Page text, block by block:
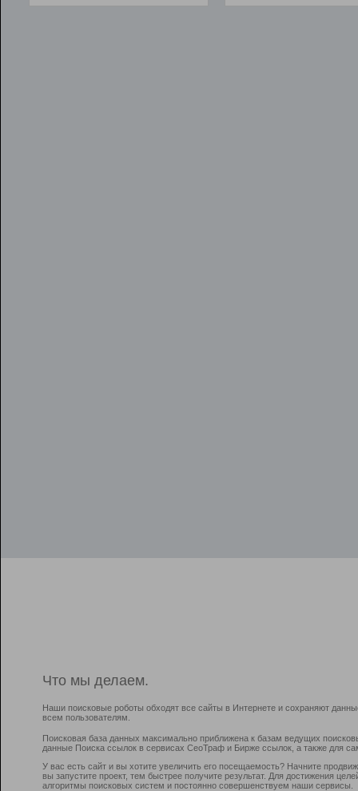
Что мы делаем.
Наши поисковые роботы обходят все сайты в Интернете и сохраняют
всем пользователям.
Поисковая база данных максимально приближена к базам ведущих
данные Поиска ссылок в сервисах СеоТраф и Бирже ссылок, а также для
У вас есть сайт и вы хотите увеличить его посещаемость? Начните
вы запустите проект, тем быстрее получите результат. Для достижения
алгоритмы поисковых систем и постоянно совершенствуем наши сервисы.